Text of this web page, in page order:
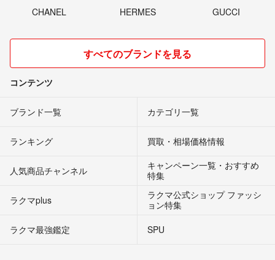
CHANEL HERMES GUCCI
すべてのブランドを見る
コンテンツ
ブランド一覧 カテゴリ一覧
ランキング 買取・相場価格情報
人気商品チャンネル
キャンペーン一覧・おすすめ
特集
ラクマplus
ラクマ公式ショップ ファッシ
ョン特集
ラクマ最強鑑定
SPU